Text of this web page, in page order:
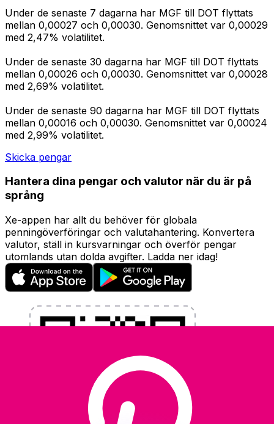
Under de senaste 7 dagarna har MGF till DOT flyttats
mellan 0,00027 och 0,00030. Genomsnittet var 0,00029
med 2,47% volatilitet.
Under de senaste 30 dagarna har MGF till DOT flyttats
mellan 0,00026 och 0,00030. Genomsnittet var 0,00028
med 2,69% volatilitet.
Under de senaste 90 dagarna har MGF till DOT flyttats
mellan 0,00016 och 0,00030. Genomsnittet var 0,00024
med 2,99% volatilitet.
Skicka pengar
Hantera dina pengar och valutor när du är på
språng
Xe-appen har allt du behöver för globala
penningöverföringar och valutahantering. Konvertera
valutor, ställ in kursvarningar och överför pengar
utomlands utan dolda avgifter. Ladda ner idag!